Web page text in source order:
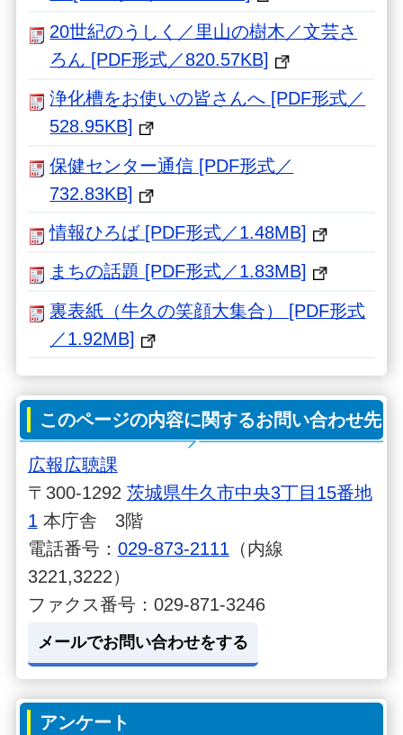
20世紀のうしく／里山の樹木／文芸さ
ろん [PDF形式／820.57KB]
浄化槽をお使いの皆さんへ [PDF形式／
528.95KB]
保健センター通信 [PDF形式／
732.83KB]
情報ひろば [PDF形式／1.48MB]
まちの話題 [PDF形式／1.83MB]
裏表紙（牛久の笑顔大集合） [PDF形式
／1.92MB]
このページの内容に関するお問い合わせ先
広報広聴課
〒300-1292 茨城県牛久市中央3丁目15番地
1 本庁舎 3階
電話番号： 029-873-2111 （内線
3221,3222）
ファクス番号：029-871-3246
メールでお問い合わせをする
アンケート